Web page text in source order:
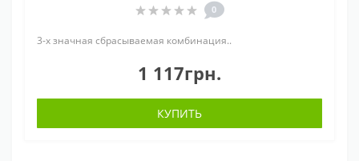
0
3-х значная сбрасываемая комбинация..
1 117грн.
КУПИТЬ